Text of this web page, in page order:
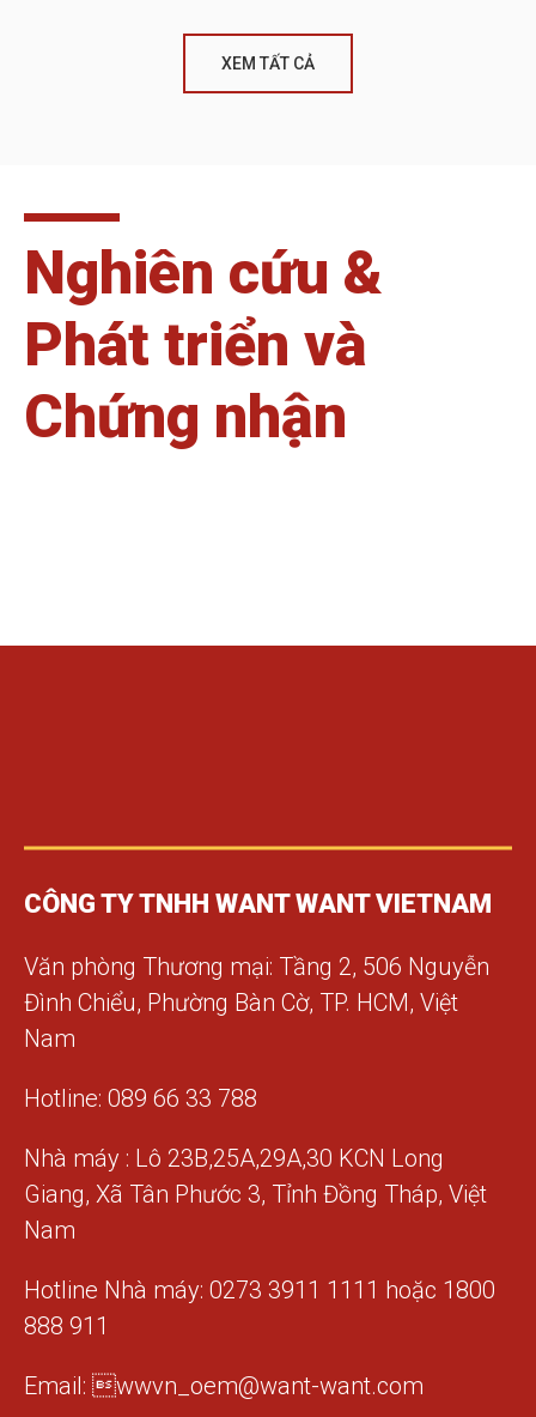
XEM TẤT CẢ
Nghiên cứu &
Phát triển và
Chứng nhận
CÔNG TY TNHH WANT WANT VIETNAM
Văn phòng Thương mại: Tầng 2, 506 Nguyễn
Đình Chiểu, Phường Bàn Cờ, TP. HCM, Việt
Nam
Hotline: 089 66 33 788
Nhà máy : Lô 23B,25A,29A,30 KCN Long
Giang, Xã Tân Phước 3, Tỉnh Đồng Tháp, Việt
Nam
Hotline Nhà máy: 0273 3911 1111 hoặc 1800
888 911
Email: wwvn_oem@want-want.com